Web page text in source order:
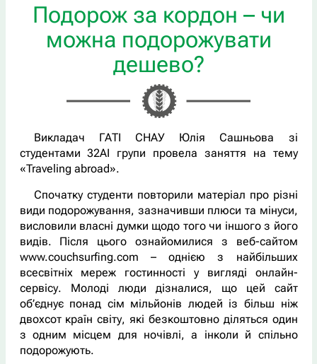
Подорож за кордон – чи
можна подорожувати
дешево?
Викладач ГАТІ СНАУ Юлія Сашньова зі
студентами 32АІ групи провела заняття на тему
«Traveling abroad».
Спочатку студенти повторили матеріал про різні
види подорожування, зазначивши плюси та мінуси,
висловили власні думки щодо того чи іншого з його
видів. Після цього ознайомилися з веб-сайтом
www.couchsurfing.com – однією з найбільших
всесвітніх мереж гостинності у вигляді онлайн-
сервісу. Молоді люди дізналися, що цей сайт
об’єднує понад сім мільйонів людей із більш ніж
двохсот країн світу, які безкоштовно діляться один
з одним місцем для ночівлі, а інколи й спільно
подорожують.